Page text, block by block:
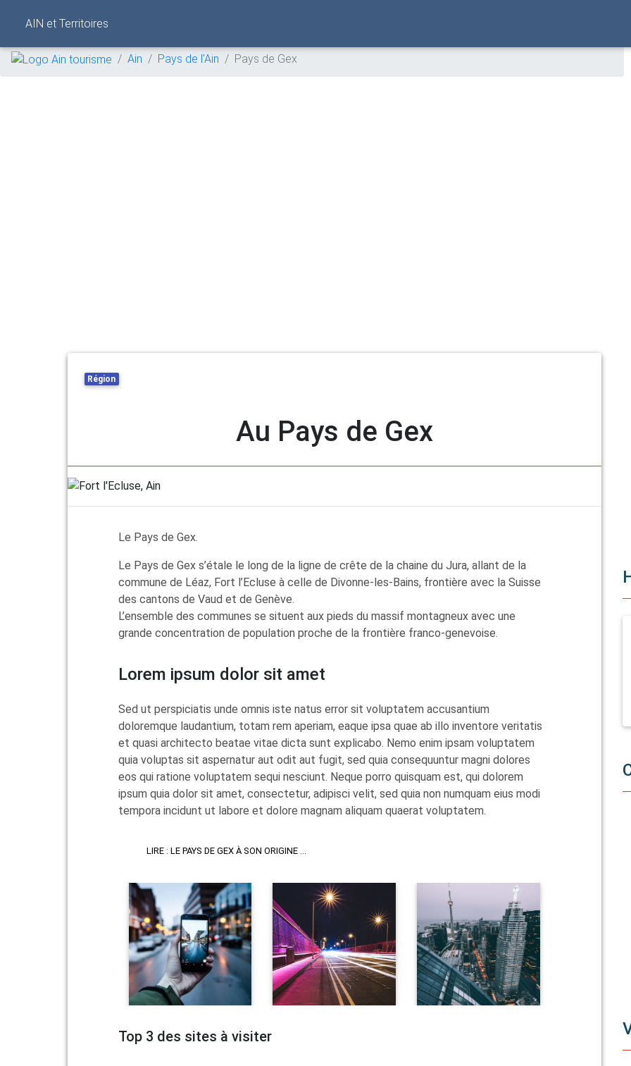
AIN et Territoires
Ain Pays de l'Ain Pays de Gex
Région
Au Pays de Gex
Previous
Le Pays de Gex.
Le Pays de Gex s’étale le long de la ligne de crête de la chaine du Jura, allant de la
commune de Léaz, Fort l’Ecluse à celle de Divonne-les-Bains, frontière avec la Suisse
des cantons de Vaud et de Genève.
L’ensemble des communes se situent aux pieds du massif montagneux avec une
grande concentration de population proche de la frontière franco-genevoise.
Lorem ipsum dolor sit amet
Sed ut perspiciatis unde omnis iste natus error sit voluptatem accusantium
doloremque laudantium, totam rem aperiam, eaque ipsa quae ab illo inventore veritatis
et quasi architecto beatae vitae dicta sunt explicabo. Nemo enim ipsam voluptatem
quia voluptas sit aspernatur aut odit aut fugit, sed quia consequuntur magni dolores
eos qui ratione voluptatem sequi nesciunt. Neque porro quisquam est, qui dolorem
ipsum quia dolor sit amet, consectetur, adipisci velit, sed quia non numquam eius modi
tempora incidunt ut labore et dolore magnam aliquam quaerat voluptatem.
LIRE : LE PAYS DE GEX À SON ORIGINE ...
Top 3 des sites à visiter